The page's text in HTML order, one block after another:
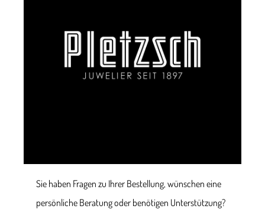
Sie haben Fragen zu Ihrer Bestellung, wünschen eine
persönliche Beratung oder benötigen Unterstützung?